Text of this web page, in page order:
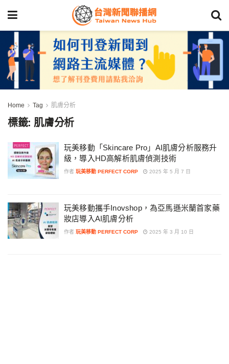
Home Tag 肌膚分析
標籤: 肌膚分析
玩美移動「Skincare Pro」AI肌膚分析服務升
級，導入HD高解析肌膚偵測技術
作者 玩美移動 PERFECT CORP 2025 年 5 月 7 日
玩美移動攜手Inovshop，為亞馬遜米蘭首家藥
妝店導入AI肌膚分析
作者 玩美移動 PERFECT CORP 2025 年 3 月 10 日